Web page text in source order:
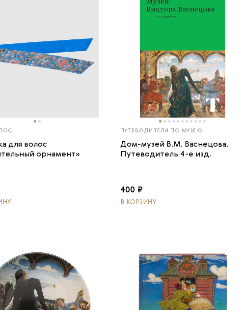
для волос
орнамент»
ПУТЕВОДИТЕЛИ ПО МУЗЕЮ
Дом-музей В.М. Васнецова.
Путеводитель 4-е изд.
400 ₽
В КОРЗИНУ